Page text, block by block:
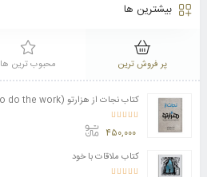
بیشترین ها
پر فروش ترین محبوب ترین ها
کتاب نجات از هزارتو (How to do the work)
4.11 از 5 ۴۵۰,۰۰۰
کتاب ملاقات با خود